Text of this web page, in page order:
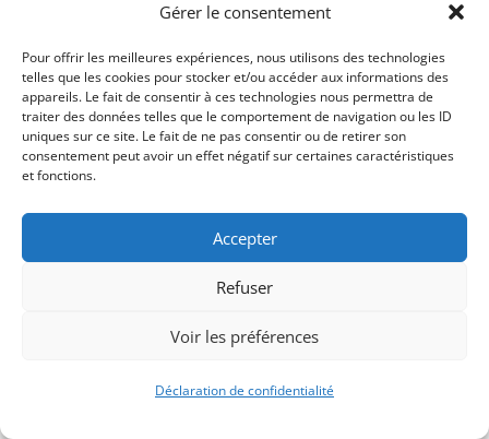
Gérer le consentement
Pour offrir les meilleures expériences, nous utilisons des technologies
telles que les cookies pour stocker et/ou accéder aux informations des
appareils. Le fait de consentir à ces technologies nous permettra de
traiter des données telles que le comportement de navigation ou les ID
uniques sur ce site. Le fait de ne pas consentir ou de retirer son
consentement peut avoir un effet négatif sur certaines caractéristiques
et fonctions.
Accepter
Refuser
Voir les préférences
Déclaration de confidentialité
Signify-Child ByClub Photo IUT Vannes @2025